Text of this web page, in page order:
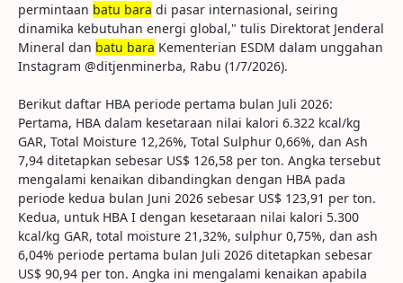
permintaan batu bara di pasar internasional, seiring
dinamika kebutuhan energi global," tulis Direktorat Jenderal
Mineral dan batu bara Kementerian ESDM dalam unggahan
Instagram @ditjenminerba, Rabu (1/7/2026).
Berikut daftar HBA periode pertama bulan Juli 2026:
Pertama, HBA dalam kesetaraan nilai kalori 6.322 kcal/kg
GAR, Total Moisture 12,26%, Total Sulphur 0,66%, dan Ash
7,94 ditetapkan sebesar US$ 126,58 per ton. Angka tersebut
mengalami kenaikan dibandingkan dengan HBA pada
periode kedua bulan Juni 2026 sebesar US$ 123,91 per ton.
Kedua, untuk HBA I dengan kesetaraan nilai kalori 5.300
kcal/kg GAR, total moisture 21,32%, sulphur 0,75%, dan ash
6,04% periode pertama bulan Juli 2026 ditetapkan sebesar
US$ 90,94 per ton. Angka ini mengalami kenaikan apabila